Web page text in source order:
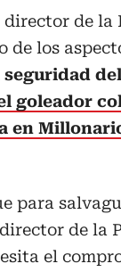
de
de los
seguridad
goleador
en
para
de la
el